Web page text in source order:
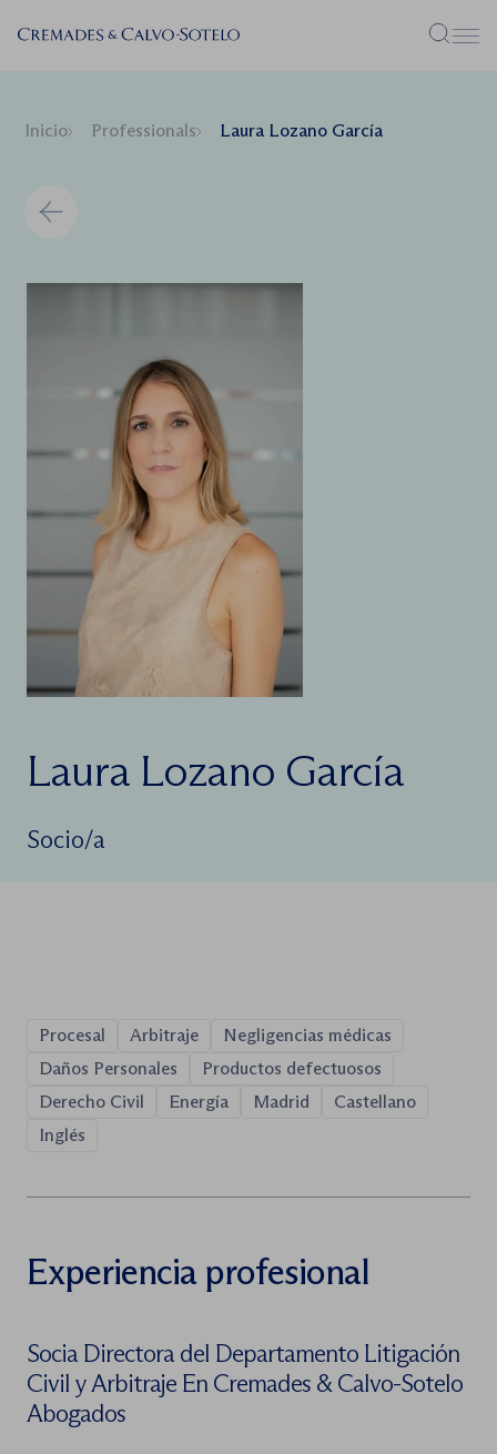
Menú
Inicio Professionals Laura Lozano García
Laura Lozano García
Socio/a
Procesal Arbitraje
Negligencias médicas
Daños Personales
Productos defectuosos
Derecho Civil
Energía Madrid
Castellano
Inglés
Experiencia profesional
Socia Directora del Departamento Litigación
Civil y Arbitraje En Cremades & Calvo-Sotelo
Abogados